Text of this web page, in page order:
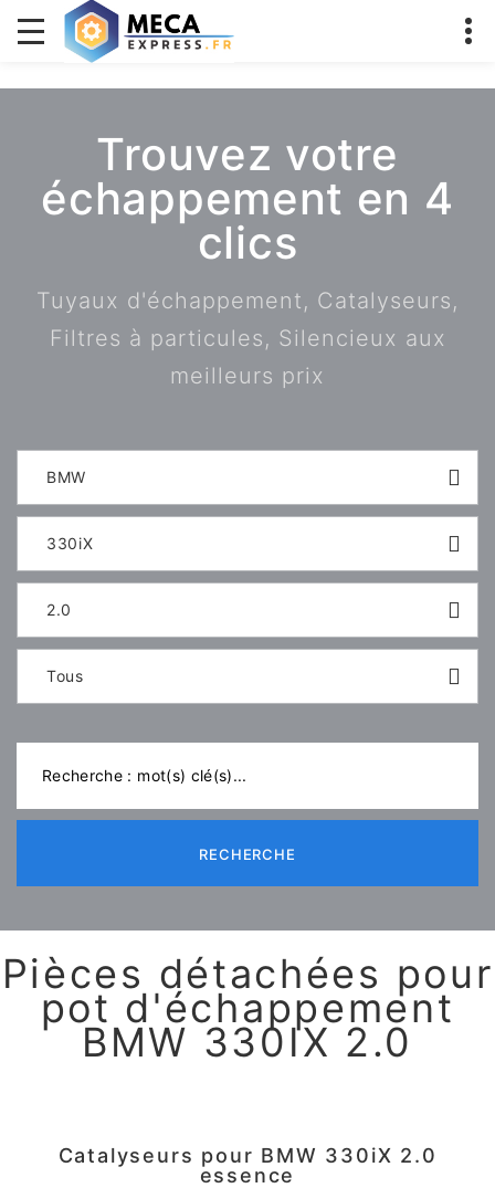
Trouvez votre
échappement en 4
clics
Tuyaux d'échappement, Catalyseurs,
Filtres à particules, Silencieux aux
meilleurs prix
BMW
330iX
2.0
Tous
RECHERCHE
Pièces détachées pour
pot d'échappement
BMW 330IX 2.0
Catalyseurs pour BMW 330iX 2.0
essence